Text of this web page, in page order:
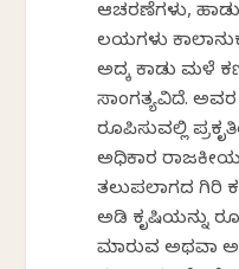
ಆಚರಣೆಗಳು,
ಲಯಗಳು
ಅದಕ್ಕೆ ಕಾಡು ಮಳೆ
ಸಾಂಗತ್ಯವಿದೆ.
ರೂಪಿಸುವಲ್ಲಿ
ಅಧಿಕಾರ
ತಲುಪಲಾಗದ ಗಿರಿ
ಅಡಿಕೆ ಕೃಷಿಯನ್ನು
ಮಾರುವ ಅಥವಾ